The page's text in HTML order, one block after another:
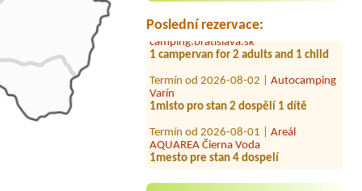
Poslední rezervace:
Termín od 2026-07-19 |
camping.bratislava.sk
1 campervan for 2 adults and 1 child
Varín
1misto pro stan 2 dospělí 1 dítě
AQUAREA Čierna Voda
1mesto pre stan 4 dospelí
Modrá Farma